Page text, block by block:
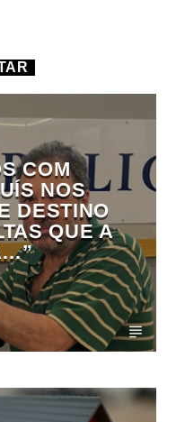
COM
NOS
DESTINO
QUE A